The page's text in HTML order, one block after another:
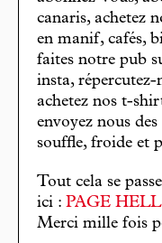
canaris, achetez
en manif, cafés,
faites notre pub
insta, répercutez-
achetez nos t-
envoyez nous
souffle, froide et
Tout cela se
ici : PAGE
Merci mille fois